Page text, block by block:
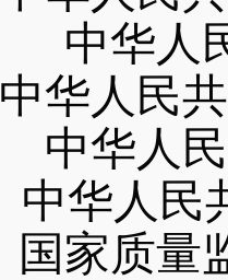
中华人
中华人民
中华人
中华人民
国家质量